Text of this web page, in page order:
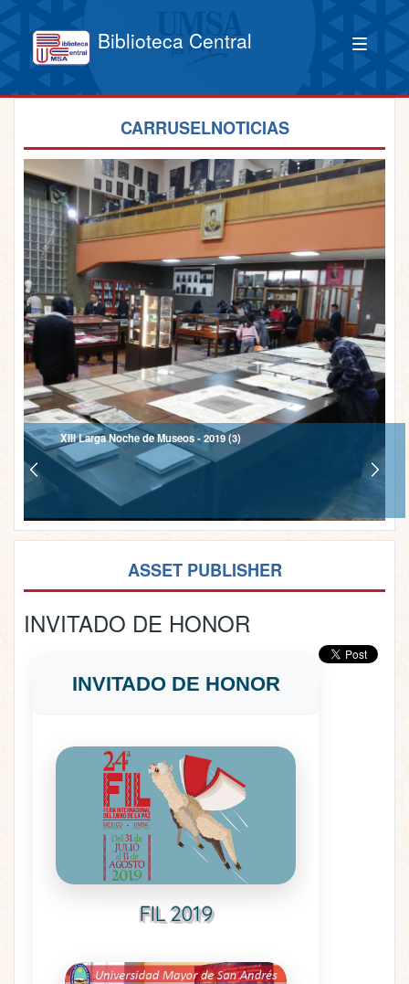
Biblioteca Central
CARRUSELNOTICIAS
XIII Larga Noche de Museos - 2019 (4)
ASSET PUBLISHER
INVITADO DE HONOR
INVITADO DE HONOR
FIL 2019